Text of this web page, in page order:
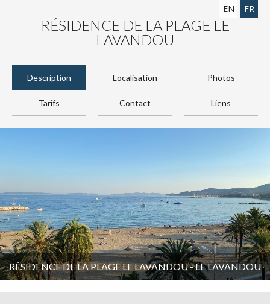
RÉSIDENCE DE LA PLAGE LE
LAVANDOU
EN FR
Description Localisation Photos
Tarifs Contact Liens
RÉSIDENCE DE LA PLAGE LE LAVANDOU - LE LAVANDOU